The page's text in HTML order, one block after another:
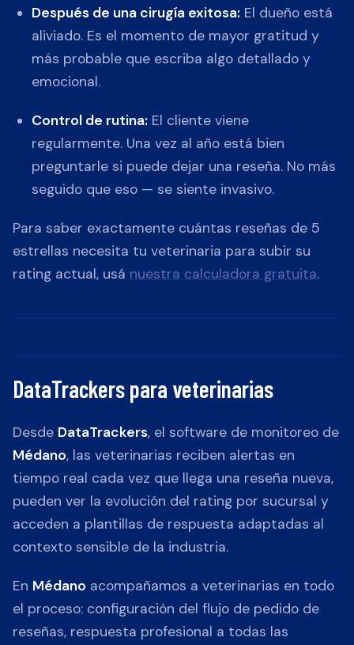
Después de una cirugía exitosa: El dueño está
aliviado. Es el momento de mayor gratitud y
más probable que escriba algo detallado y
emocional.
Control de rutina: El cliente viene
regularmente. Una vez al año está bien
preguntarle si puede dejar una reseña. No más
seguido que eso — se siente invasivo.
Para saber exactamente cuántas reseñas de 5
estrellas necesita tu veterinaria para subir su
rating actual, usá nuestra calculadora gratuita.
DataTrackers para veterinarias
Desde DataTrackers, el software de monitoreo de
Médano, las veterinarias reciben alertas en
tiempo real cada vez que llega una reseña nueva,
pueden ver la evolución del rating por sucursal y
acceden a plantillas de respuesta adaptadas al
contexto sensible de la industria.
En Médano acompañamos a veterinarias en todo
el proceso: configuración del flujo de pedido de
reseñas, respuesta profesional a todas las